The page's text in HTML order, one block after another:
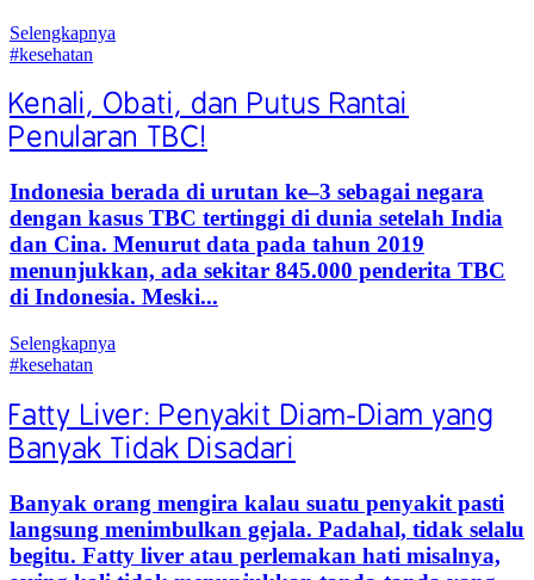
Selengkapnya
#kesehatan
Kenali, Obati, dan Putus Rantai
Penularan TBC!
Indonesia berada di urutan ke–3 sebagai negara
dengan kasus TBC tertinggi di dunia setelah India
dan Cina. Menurut data pada tahun 2019
menunjukkan, ada sekitar 845.000 penderita TBC
di Indonesia. Meski...
Selengkapnya
#kesehatan
Fatty Liver: Penyakit Diam-Diam yang
Banyak Tidak Disadari
Banyak orang mengira kalau suatu penyakit pasti
langsung menimbulkan gejala. Padahal, tidak selalu
begitu. Fatty liver atau perlemakan hati misalnya,